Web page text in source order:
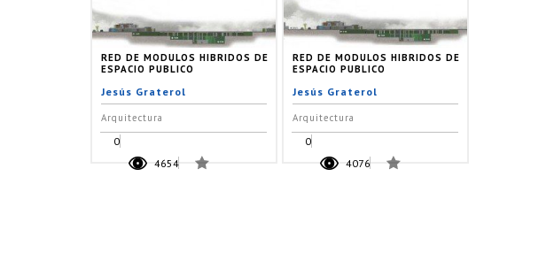
RED DE MODULOS HIBRIDOS DE
ESPACIO PUBLICO
Jesús Graterol
Arquitectura
0
4654
RED DE MODULOS HIBRIDOS DE
ESPACIO PUBLICO
Jesús Graterol
Arquitectura
0
4076